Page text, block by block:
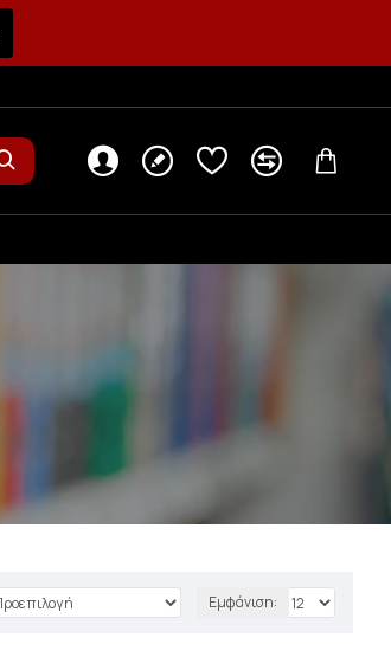
Εμφάνιση: